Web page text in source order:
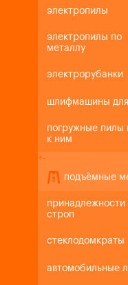
электропилы
электропилы по
металлу
электрорубанки
шлифмашины для
погружные пилы
к ним
+-
подъёмные
принадлежности
строп
стеклодомкраты
автомобильные